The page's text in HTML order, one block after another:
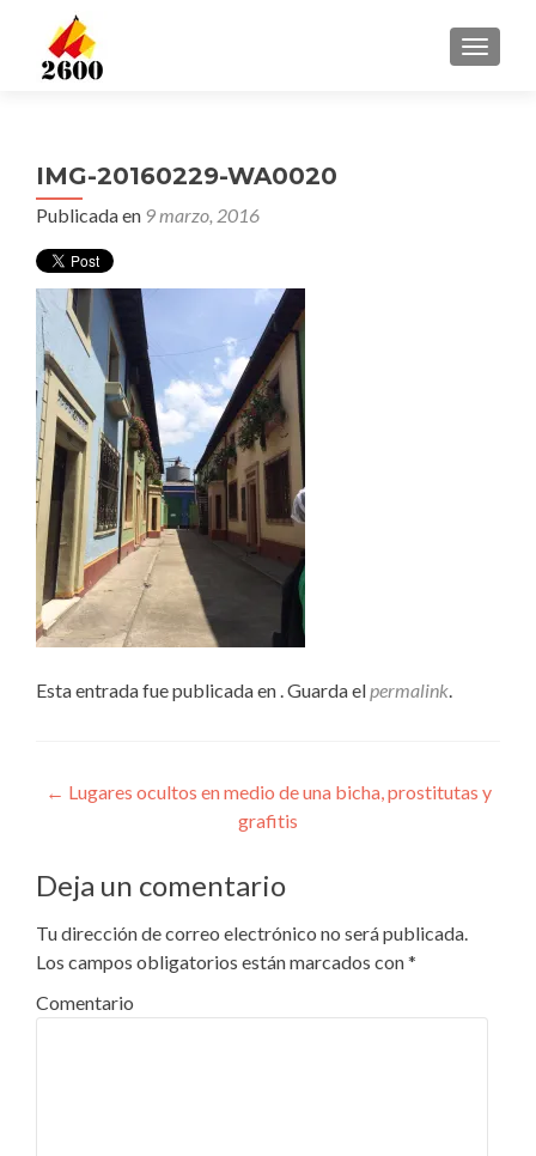
IMG-20160229-WA0020
Publicada en 9 marzo, 2016
Esta entrada fue publicada en . Guarda elpermalink.
Navegación
entradas
← Lugares ocultos en medio de una bicha, prostitutas y
grafitis
Deja un comentario
Tu dirección de correo electrónico no será publicada.
Los campos obligatorios están marcados con*
Comentario